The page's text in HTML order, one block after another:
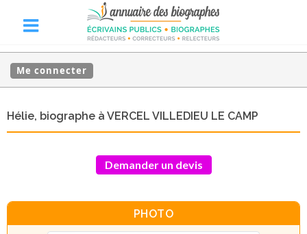
Me connecter
Hélie, biographe à VERCEL VILLEDIEU LE CAMP
Demander un devis
PHOTO